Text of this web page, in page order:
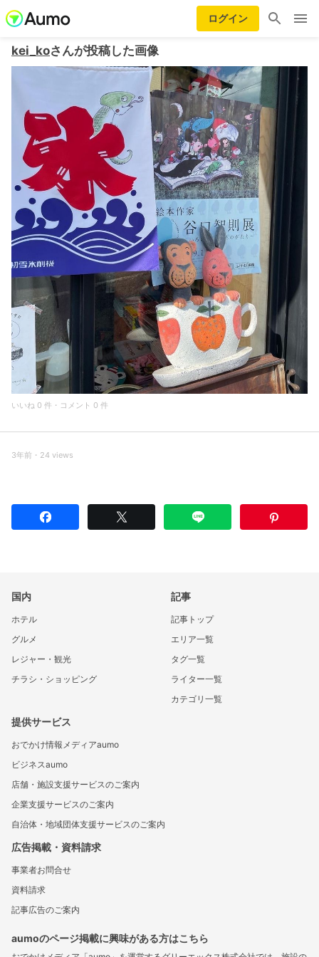
ログイン
kei_koさんが投稿した画像
いいね 0 件・コメント 0 件
3年前・24 views
国内
ホテル
グルメ
レジャー・観光
チラシ・ショッピング
記事
記事トップ
エリア一覧
タグ一覧
ライター一覧
カテゴリ一覧
提供サービス
おでかけ情報メディアaumo
ビジネスaumo
店舗・施設支援サービスのご案内
企業支援サービスのご案内
自治体・地域団体支援サービスのご案内
広告掲載・資料請求
事業者お問合せ
資料請求
記事広告のご案内
aumoのページ掲載に興味がある方はこちら